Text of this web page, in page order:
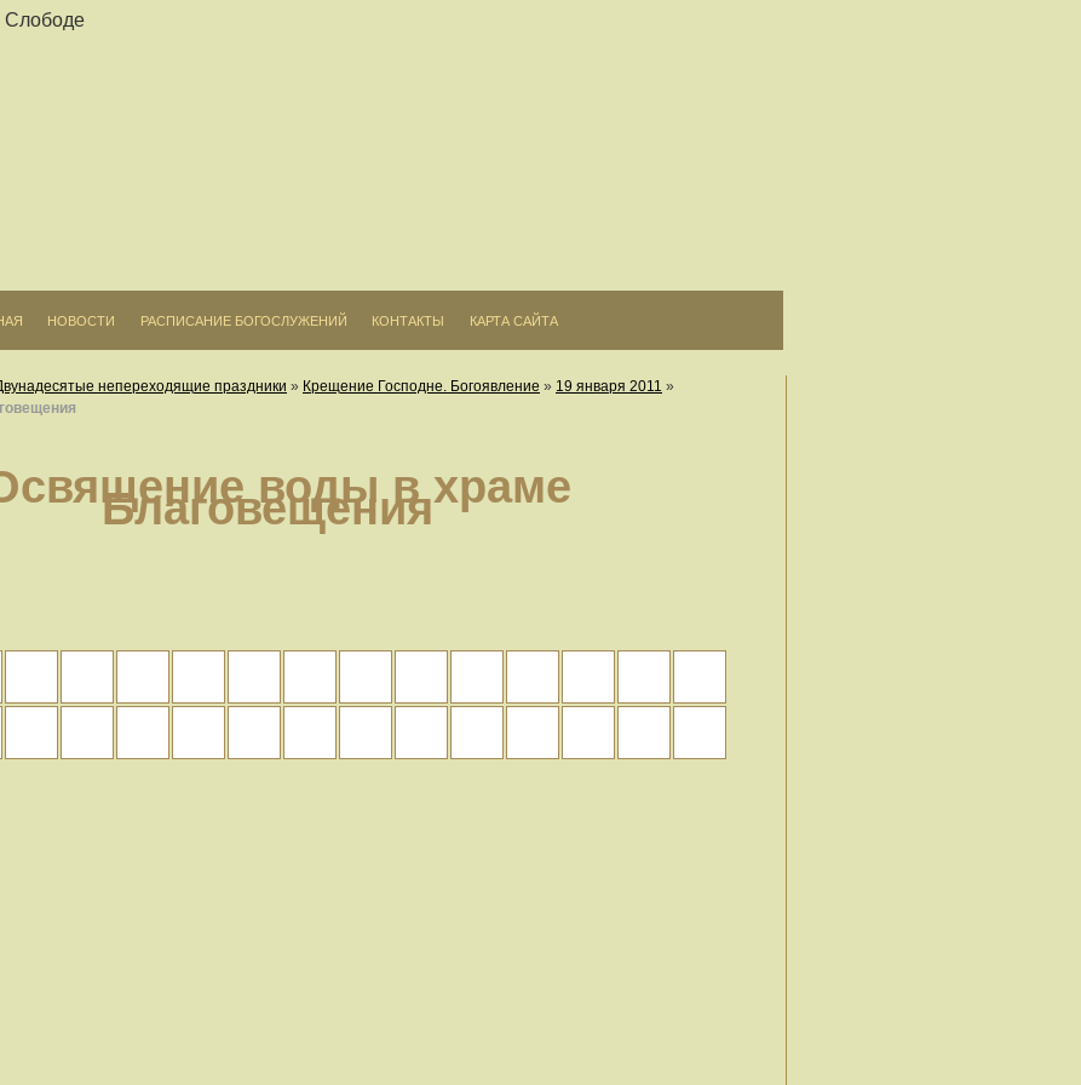
НОВОСТИ РАСПИСАНИЕ БОГОСЛУЖЕНИЙ КОНТАКТЫ КАРТА САЙТА
непереходящие праздники » Крещение Господне. Богоявление » 19 января 2011 »